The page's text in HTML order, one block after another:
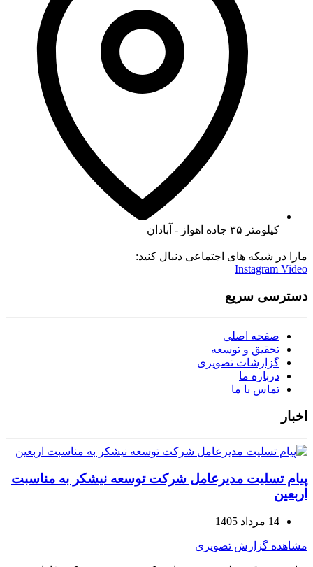
کیلومتر ۳۵ جاده اهواز - آبادان
مارا در شبکه های اجتماعی دنبال کنید:
Instagram Video
دسترسی سریع
صفحه اصلی
تحقیق و توسعه
گزارشات تصویری
درباره ما
تماس با ما
اخبار
پیام تسلیت مدیرعامل شرکت توسعه نیشکر به مناسبت
اربعین
14 مرداد 1405
مشاهده گزارش تصویری